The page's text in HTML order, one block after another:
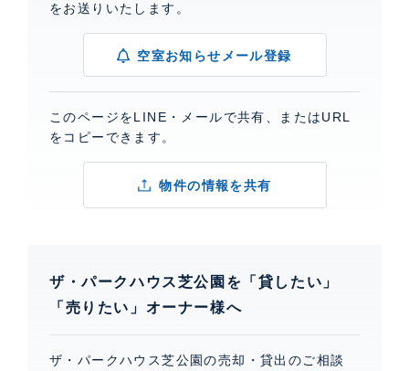
をお送りいたします。
空室お知らせメール登録
このページをLINE・メールで共有、またはURL
をコピーできます。
物件の情報を共有
ザ・パークハウス芝公園を「貸したい」
「売りたい」オーナー様へ
ザ・パークハウス芝公園の売却・貸出のご相談